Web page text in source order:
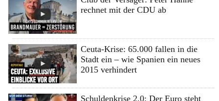
rechnet mit der CDU ab
Ceuta-Krise: 65.000 fallen in die
Stadt ein – wie Spanien ein neues
2015 verhindert
Schuldenkrise 2.0: Der Euro steht